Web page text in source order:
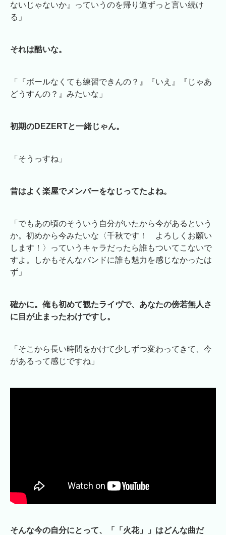
ないじゃないか』っていうのを帰り道ずっと言い続け
る」
それは酷いな。
「『ボールなくても練習できんの？』『いえ』『じゃあ
どうすんの？』みたいな」
初期のDEZERTと一緒じゃん。
「そうっすね」
昔はよく楽屋でメンバーをなじってたよね。
「でもあの頃のそういう自分がいたから今があるという
か。初めから今みたいな〈千秋です！ よろしくお願い
します！〉っていうキャラだったら誰もついてこないで
すよ。しかもそんなバンドに誰も魅力を感じなかったは
ず」
確かに。俺も初めて観たライヴで、あなたの傍若無人さ
に目が止まったわけですし。
「そこから長い時間をかけて少しずつ変わってきて、今
があるって感じですね」
そんな今の自分にとって、「「火花」」はどんな曲だ